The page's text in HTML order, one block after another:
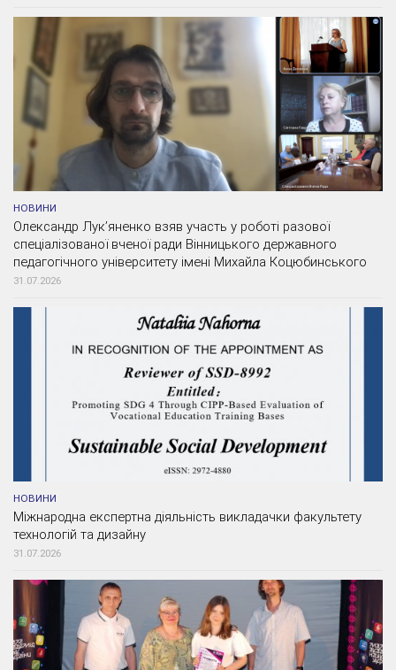
НОВИНИ
Олександр Лук’яненко взяв участь у роботі разової
спеціалізованої вченої ради Вінницького державного
педагогічного університету імені Михайла Коцюбинського
31.07.2026
НОВИНИ
Міжнародна експертна діяльність викладачки факультету
технологій та дизайну
31.07.2026